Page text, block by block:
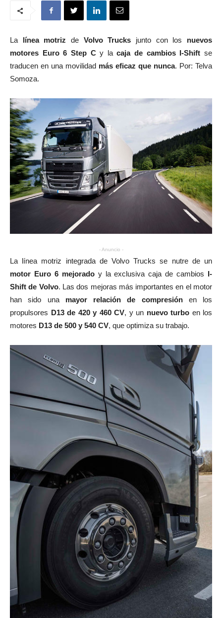
La línea motriz de Volvo Trucks junto con los nuevos
motores Euro 6 Step Cy lacaja de cambios I-Shift se
traducen en una movilidad más eficaz que nunca. Por: Telva
Somoza.
- Anuncio -
La línea motriz integrada de Volvo Trucks se nutre de un
motor Euro 6 mejoradoy la exclusiva caja de cambios I-
Shift de Volvo. Las dos mejoras más importantes en el motor
han sido unamayor relación de compresiónen los
propulsores D13 de 420 y 460 CV, y un nuevo turbo en los
motores D13 de 500 y 540 CV, que optimiza su trabajo.